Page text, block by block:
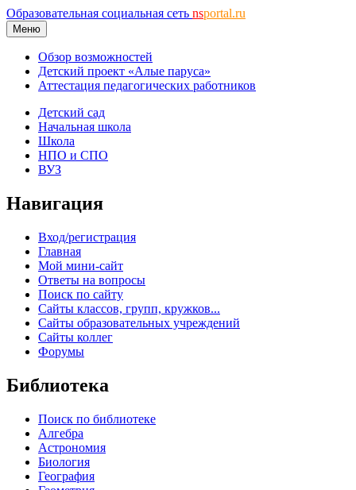
Образовательная социальная сеть nsportal.ru
Меню
Обзор возможностей
Детский проект «Алые паруса»
Аттестация педагогических работников
Детский сад
Начальная школа
Школа
НПО и СПО
ВУЗ
Навигация
Вход/регистрация
Главная
Мой мини-сайт
Ответы на вопросы
Поиск по сайту
Сайты классов, групп, кружков...
Сайты образовательных учреждений
Сайты коллег
Форумы
Библиотека
Поиск по библиотеке
Алгебра
Астрономия
Биология
География